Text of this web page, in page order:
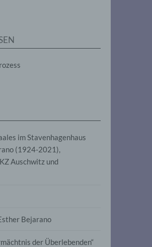
im Stavenhagenhaus
(1924-2021),
Auschwitz und
Bejarano
der Überlebenden“